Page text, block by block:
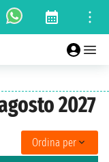
2027
Ordina per